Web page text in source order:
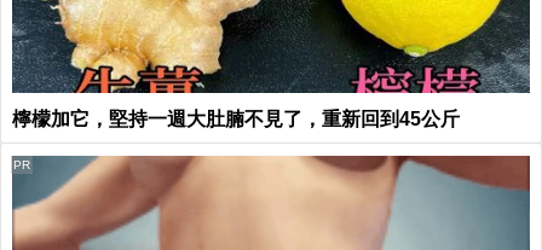
檸檬加它，堅持一週大肚腩不見了，重新回到45公斤
PR